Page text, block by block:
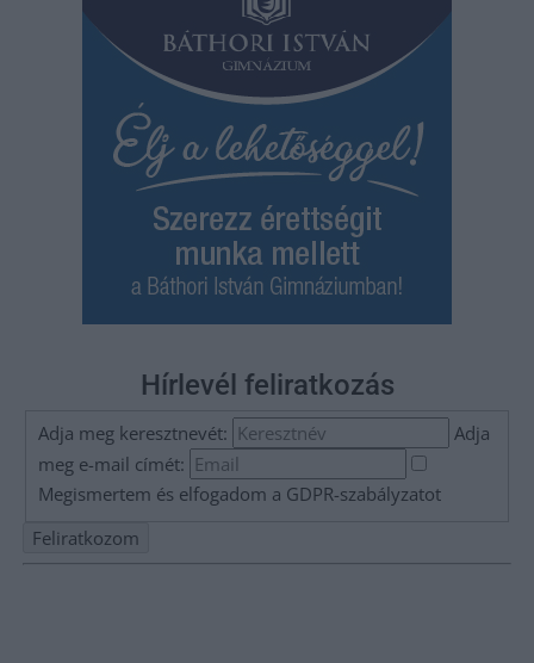
Hírlevél feliratkozás
Adja meg keresztnevét:
Adja
meg e-mail címét:
Megismertem és elfogadom a GDPR-szabályzatot